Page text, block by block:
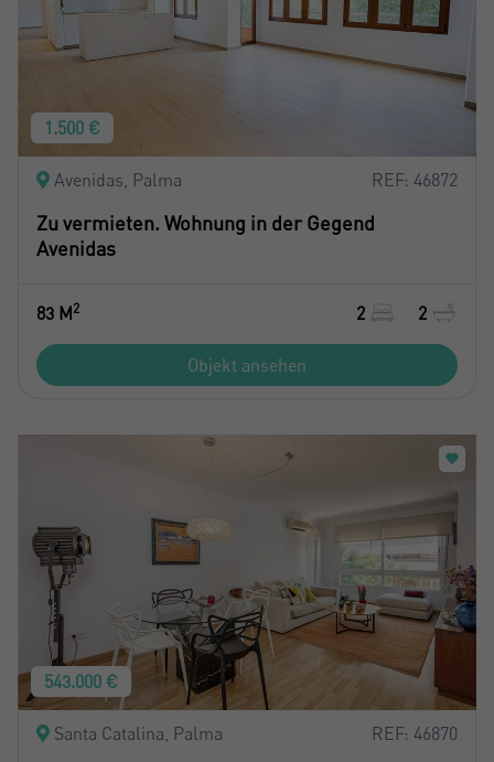
1.500 €
Avenidas, Palma REF: 46872
Zu vermieten. Wohnung in der Gegend
Avenidas
83 M2 2 2
Objekt ansehen
543.000 €
Santa Catalina, Palma REF: 46870